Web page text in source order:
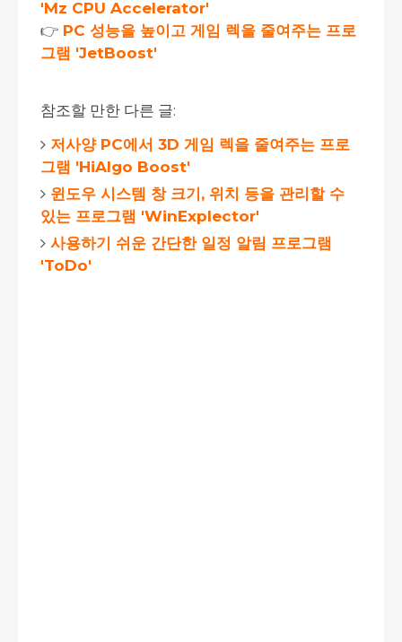
'Mz CPU Accelerator'
👉 PC 성능을 높이고 게임 렉을 줄여주는 프로
그램 'JetBoost'
참조할 만한 다른 글:
저사양 PC에서 3D 게임 렉을 줄여주는 프로
그램 'HiAlgo Boost'
윈도우 시스템 창 크기, 위치 등을 관리할 수
있는 프로그램 'WinExplector'
사용하기 쉬운 간단한 일정 알림 프로그램
'ToDo'